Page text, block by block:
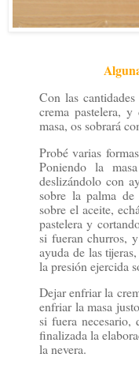
Con las
crema pastelera,
masa, os sobrará
Probé varias
Poniendo la
deslizándolo con
sobre la palma
sobre el aceite,
pastelera y
si fueran churros,
ayuda de las
la presión ejercida
Dejar enfriar la
enfriar la masa
si fuera
finalizada la
la nevera.